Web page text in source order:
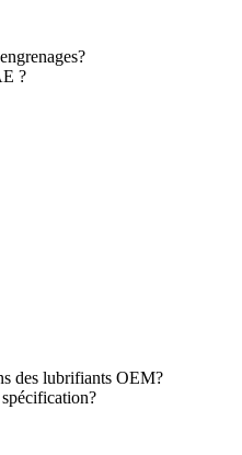
?
des lubrifiants OEM?